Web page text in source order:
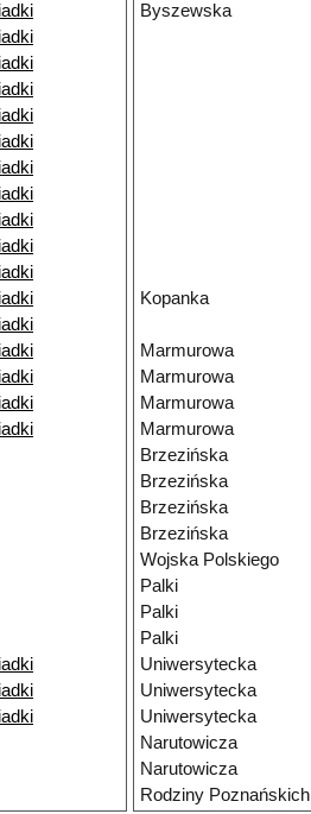
Byszewska
Kopanka
Marmurowa
Marmurowa
Marmurowa
Marmurowa
Brzezińska
Brzezińska
Brzezińska
Brzezińska
Wojska Polskiego
Palki
Palki
Palki
Uniwersytecka
Uniwersytecka
Uniwersytecka
Narutowicza
Narutowicza
Rodziny Poznańskich